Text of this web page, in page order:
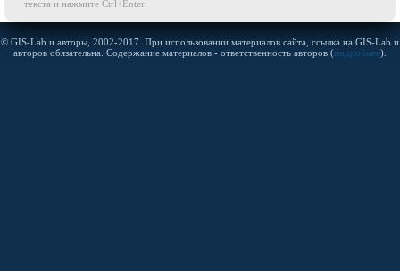
текста и нажмите Ctrl+Enter
© GIS-Lab и авторы, 2002-2017. При использовании материалов сайта, ссылка на GIS-Lab и
авторов обязательна. Содержание материалов - ответственность авторов (подробнее).